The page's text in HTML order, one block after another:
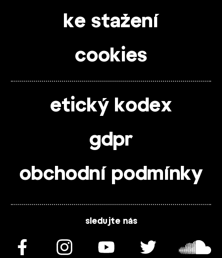
ke stažení
cookies
etický kodex
gdpr
obchodní podmínky
sledujte nás